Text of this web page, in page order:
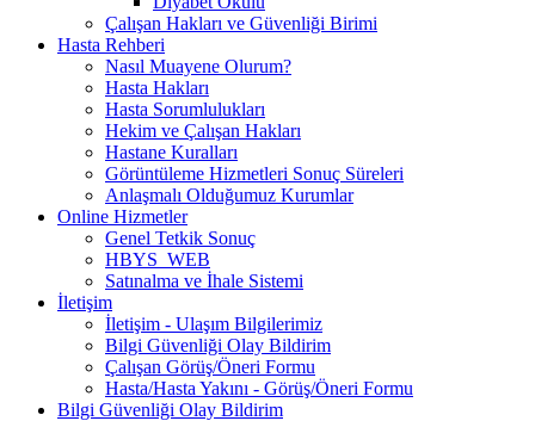
Çalışan Hakları ve Güvenliği Birimi
Hasta Rehberi
Nasıl Muayene Olurum?
Hasta Hakları
Hasta Sorumlulukları
Hekim ve Çalışan Hakları
Hastane Kuralları
Görüntüleme Hizmetleri Sonuç Süreleri
Anlaşmalı Olduğumuz Kurumlar
Online Hizmetler
Genel Tetkik Sonuç
HBYS_WEB
Satınalma ve İhale Sistemi
İletişim
İletişim - Ulaşım Bilgilerimiz
Bilgi Güvenliği Olay Bildirim
Çalışan Görüş/Öneri Formu
Hasta/Hasta Yakını - Görüş/Öneri Formu
Bilgi Güvenliği Olay Bildirim